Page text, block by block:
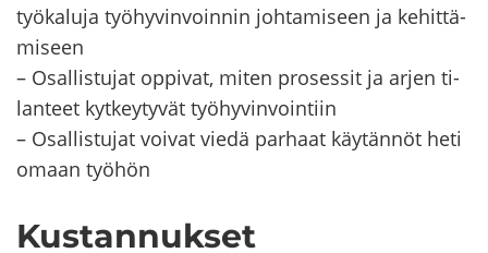
työ­ka­lu­ja työ­hy­vin­voin­nin joh­ta­mi­seen ja ke­hit­tä­
mi­seen
– Osal­lis­tu­jat op­pi­vat, miten pro­ses­sit ja arjen ti­
lan­teet kyt­key­ty­vät työ­hy­vin­voin­tiin
– Osal­lis­tu­jat voi­vat viedä par­haat käy­tän­nöt heti
omaan työ­hön
Kus­tan­nuk­set